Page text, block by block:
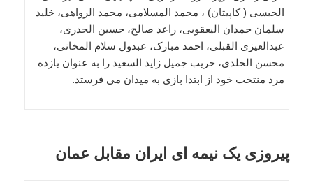
الحبسی ( کاپیتان) ، محمد المسلامی، محمد الرواهی، خلید
سلمان حمدان الیعقوبی، راعد صالح، حسین الحدری،
عبدالعیزی القبلی، احمد مبارک، عبدول سلام المخانی،
محسن الخلدی، حریب جمیل زاید السعید را به عنوان یازده
مرد منتخب خود از ابتدا بازی به میدان می فرستد.
پیروزی یک نیمه ای ایران مقابل عمان